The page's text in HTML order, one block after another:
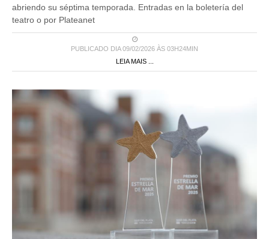
abriendo su séptima temporada. Entradas en la boletería del
teatro o por Plateanet
PUBLICADO DIA 09/02/2026 ÀS 03H24MIN
LEIA MAIS ...